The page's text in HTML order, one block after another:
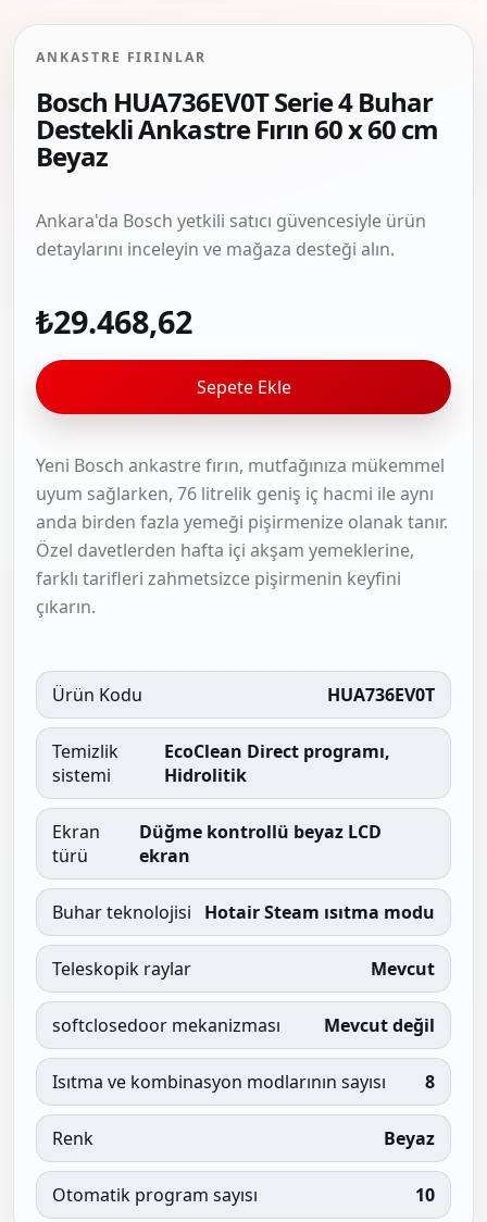
ANKASTRE FIRINLAR
Bosch HUA736EV0T Serie 4 Buhar
Destekli Ankastre Fırın 60 x 60 cm
Beyaz
Ankara'da Bosch yetkili satıcı güvencesiyle ürün
detaylarını inceleyin ve mağaza desteği alın.
₺29.468,62
Sepete Ekle
Yeni Bosch ankastre fırın, mutfağınıza mükemmel
uyum sağlarken, 76 litrelik geniş iç hacmi ile aynı
anda birden fazla yemeği pişirmenize olanak tanır.
Özel davetlerden hafta içi akşam yemeklerine,
farklı tarifleri zahmetsizce pişirmenin keyfini
çıkarın.
Ürün Kodu HUA736EV0T
Temizlik
sistemi
EcoClean Direct programı,
Hidrolitik
Ekran
türü
Düğme kontrollü beyaz LCD
ekran
Buhar teknolojisi Hotair Steam ısıtma modu
Teleskopik raylar Mevcut
softclosedoor mekanizması Mevcut değil
Isıtma ve kombinasyon modlarının sayısı 8
Renk Beyaz
Otomatik program sayısı 10